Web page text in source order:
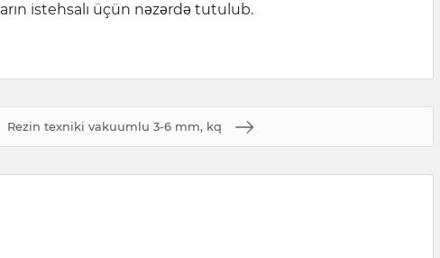
istehsalı üçün nəzərdə tutulub.
Rezin texniki vakuumlu 3-6 mm, kq